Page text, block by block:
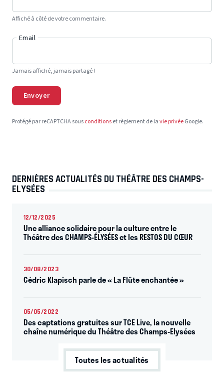
Affiché à côté de votre commentaire.
Email
Jamais affiché, jamais partagé !
Envoyer
Protégé par reCAPTCHA sousconditionset règlement de lavie privéeGoogle.
DERNIÈRES ACTUALITÉS DU THÉÂTRE DES CHAMPS-
ELYSÉES
12/12/2025
Une alliance solidaire pour la culture entre le
Théâtre des CHAMPS-ÉLYSÉES et les RESTOS DU CŒUR
30/08/2023
Cédric Klapisch parle de « La Flûte enchantée »
05/05/2022
Des captations gratuites sur TCE Live, la nouvelle
chaîne numérique du Théâtre des Champs-Elysées
Toutes les actualités